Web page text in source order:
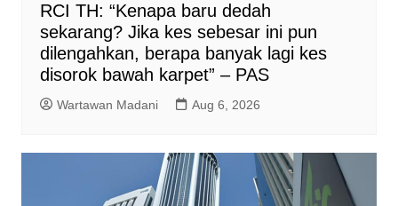
RCI TH: “Kenapa baru dedah
sekarang? Jika kes sebesar ini pun
dilengahkan, berapa banyak lagi kes
disorok bawah karpet” – PAS
Wartawan Madani Aug 6, 2026